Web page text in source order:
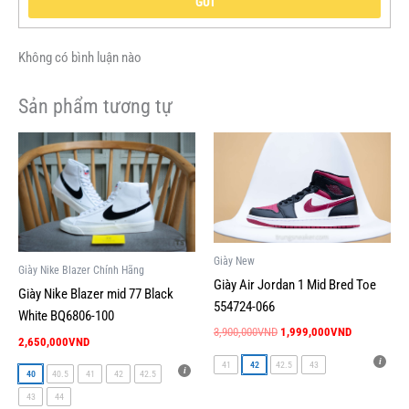
Không có bình luận nào
Sản phẩm tương tự
Giày Nike Blazer Chính Hãng
Giày Nike Blazer mid 77 Black
White BQ6806-100
2,650,000VND
phẩm
này
có
nhiều
biến
thể.
Các
tùy
chọn
có
thể
được
40 40.5 41 42 42.5
43 44
Giày New
Giày Air Jordan 1 Mid Bred Toe
554724-066
3,900,000VND
3,900,000VND.
1,999,000VND
hiện
tại
là:
nhiều
Các
chọn
có41 42 42.5 43